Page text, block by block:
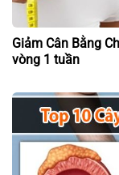
Giảm Cân Bằng
vòng 1 tuần